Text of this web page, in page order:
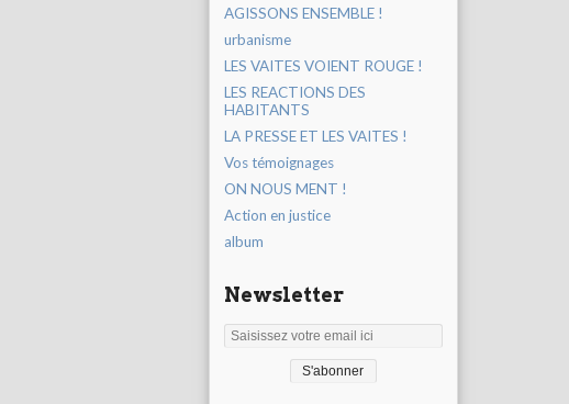
AGISSONS ENSEMBLE !
urbanisme
LES VAITES VOIENT ROUGE !
LES REACTIONS DES
HABITANTS
LA PRESSE ET LES VAITES !
Vos témoignages
ON NOUS MENT !
Action en justice
album
Newsletter